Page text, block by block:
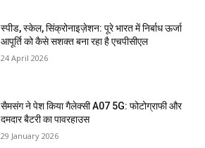
स्पीड, स्केल, सिंक्रोनाइज़ेशन: पूरे भारत में निर्बाध ऊर्जा
आपूर्ति को कैसे सशक्त बना रहा है एचपीसीएल
24 April 2026
सैमसंग ने पेश किया गैलेक्सी A07 5G: फोटोग्राफी और
दमदार बैटरी का पावरहाउस
29 January 2026